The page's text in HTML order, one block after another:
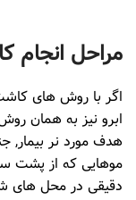
مراحل انجام
اگر با روش های
ابرو نیز به همان
هدف مورد نر
موهایی که از پشت
دقیقی در محل های